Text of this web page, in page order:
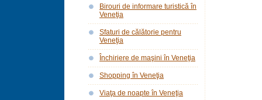
Birouri de informare turistică în
Veneţia
Sfaturi de călătorie pentru
Veneţia
Închiriere de maşini în Veneţia
Shopping în Veneţia
Viaţa de noapte în Veneţia